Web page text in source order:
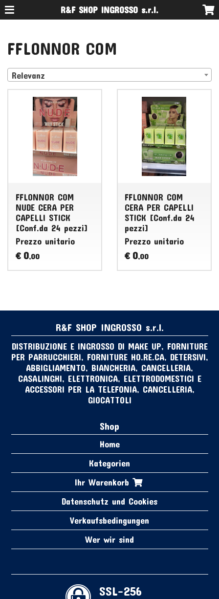
R&F SHOP INGROSSO s.r.l.
FFLONNOR COM
Relevanz
FFLONNOR COM
NUDE CERA PER
CAPELLI STICK
[Conf.da 24 pezzi]
Prezzo unitario
€ 0,00
FFLONNOR COM
CERA PER CAPELLI
STICK [Conf.da 24
pezzi]
Prezzo unitario
€ 0,00
R&F SHOP INGROSSO s.r.l.
DISTRIBUZIONE E INGROSSO DI MAKE UP, FORNITURE
PER PARRUCCHIERI, FORNITURE HO.RE.CA, DETERSIVI,
ABBIGLIAMENTO, BIANCHERIA, CANCELLERIA,
CASALINGHI, ELETTRONICA, ELETTRODOMESTICI E
ACCESSORI PER LA TELEFONIA, CANCELLERIA,
GIOCATTOLI
Shop
Home
Kategorien
Ihr Warenkorb
Datenschutz und Cookies
Verkaufsbedingungen
Wer wir sind
SSL-256